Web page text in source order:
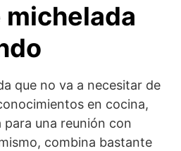
michelada
que no va a necesitar de
en cocina,
una reunión con
combina bastante